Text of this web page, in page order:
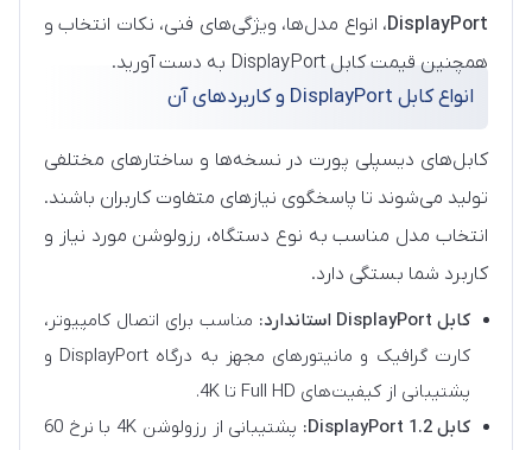
DisplayPort، انواع مدل‌ها، ویژگی‌های فنی، نکات انتخاب و
همچنین قیمت کابل DisplayPort به دست آورید.
انواع کابل DisplayPort و کاربردهای آن
کابل‌های دیسپلی پورت در نسخه‌ها و ساختارهای مختلفی
تولید می‌شوند تا پاسخگوی نیازهای متفاوت کاربران باشند.
انتخاب مدل مناسب به نوع دستگاه، رزولوشن مورد نیاز و
کاربرد شما بستگی دارد.
کابل DisplayPort استاندارد:
مناسب برای اتصال کامپیوتر،
کارت گرافیک و مانیتورهای مجهز به درگاه DisplayPort و
پشتیبانی از کیفیت‌های Full HD تا 4K.
کابل DisplayPort 1.2:
پشتیبانی از رزولوشن 4K با نرخ 60